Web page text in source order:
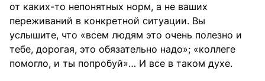
от каких-то непонятных норм, а не ваших
переживаний в конкретной ситуации. Вы
услышите, что «всем людям это очень полезно и
тебе, дорогая, это обязательно надо»; «коллеге
помогло, и ты попробуй»… И все в таком духе.